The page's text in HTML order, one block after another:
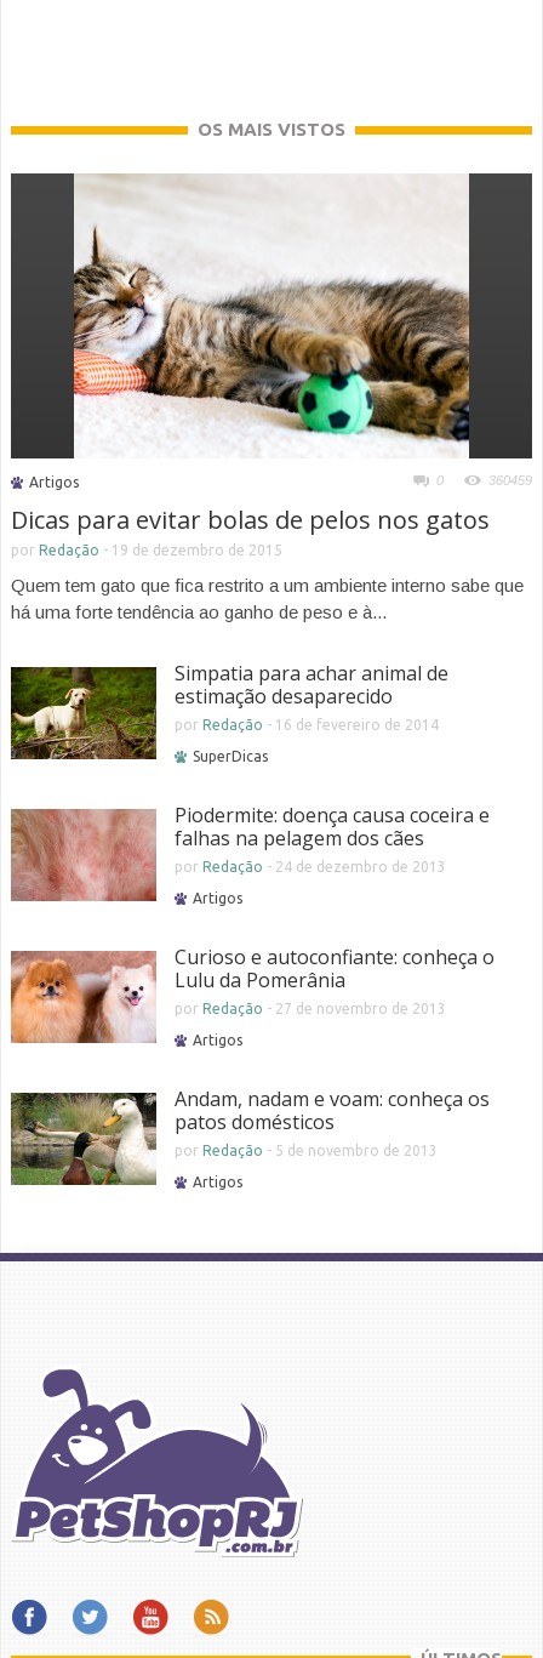
OS MAIS VISTOS
Artigos 0 360459
Dicas para evitar bolas de pelos nos gatos
por Redação - 19 de dezembro de 2015
Quem tem gato que fica restrito a um ambiente interno sabe que
há uma forte tendência ao ganho de peso e à...
Simpatia para achar animal de
estimação desaparecido
por Redação - 16 de fevereiro de 2014
SuperDicas
Piodermite: doença causa coceira e
falhas na pelagem dos cães
por Redação - 24 de dezembro de 2013
Artigos
Curioso e autoconfiante: conheça o
Lulu da Pomerânia
por Redação - 27 de novembro de 2013
Artigos
Andam, nadam e voam: conheça os
patos domésticos
por Redação - 5 de novembro de 2013
Artigos